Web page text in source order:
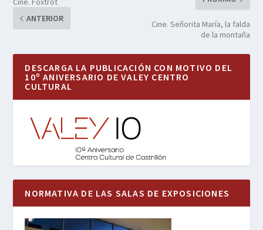
ANTERIOR
Cine. Señorita María, la falda
de la montaña
DESCARGA LA PUBLICACIÓN CON MOTIVO DEL
10º ANIVERSARIO DE VALEY CENTRO
CULTURAL
NORMATIVA DE LAS SALAS DE EXPOSICIONES